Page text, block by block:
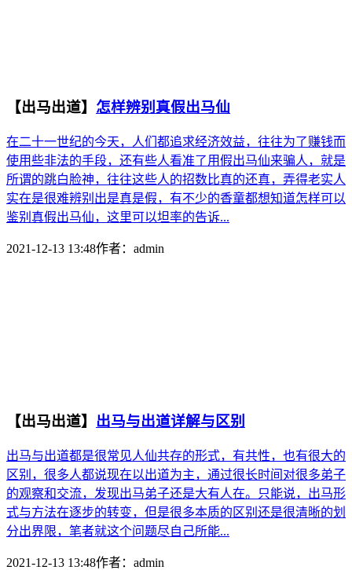
【出马出道】 怎样辨别真假出马仙
在二十一世纪的今天，人们都追求经济效益，往往为了赚钱而
使用些非法的手段，还有些人看准了用假出马仙来骗人，就是
所谓的跳白脸神，往往这些人的招数比真的还真，弄得老实人
实在是很难辨别出是真是假，有不少的香童都想知道怎样可以
鉴别真假出马仙，这里可以坦率的告诉...
2021-12-13 13:48作者： admin
【出马出道】 出马与出道详解与区别
出马与出道都是很常见人仙共存的形式，有共性，也有很大的
区别，很多人都说现在以出道为主，通过很长时间对很多弟子
的观察和交流，发现出马弟子还是大有人在。只能说，出马形
式与方法在逐步的转变，但是很多本质的区别还是很清晰的划
分出界限，笔者就这个问题尽自己所能...
2021-12-13 13:48作者： admin